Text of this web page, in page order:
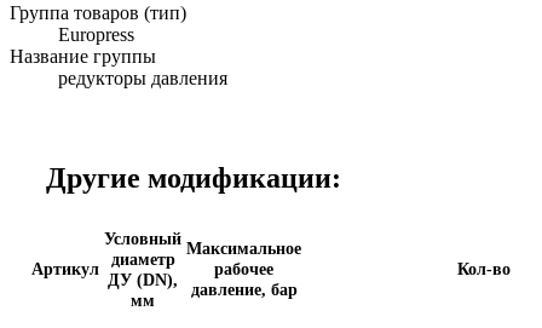
Группа товаров (тип)
Europress
Название группы
редукторы давления
Другие модификации:
Артикул
Условный
диаметр
ДУ (DN),
мм
Максимальное
рабочее
давление, бар
Кол-во